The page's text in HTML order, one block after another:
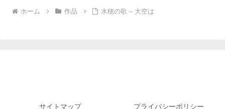
ホーム 作品 水穂の歌 – 大空は
サイトマップ プライバシーポリシー